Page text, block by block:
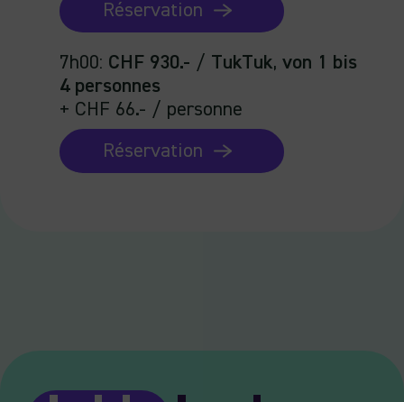
Réservation
7h00: CHF 930.- / TukTuk, von 1 bis
4 personnes
+ CHF 66.- / personne
Réservation